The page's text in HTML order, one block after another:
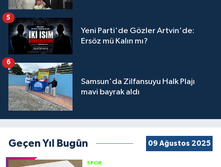
Yeni Parti'de Gözler Artvin'de:
Ersöz mü Kalın mı?
5
Samsun'da Zilfansuyu Halk Plajı
mavi bayrak aldı
6
Geçen Yıl Bugün 09 Ağustos 2025
SPOR